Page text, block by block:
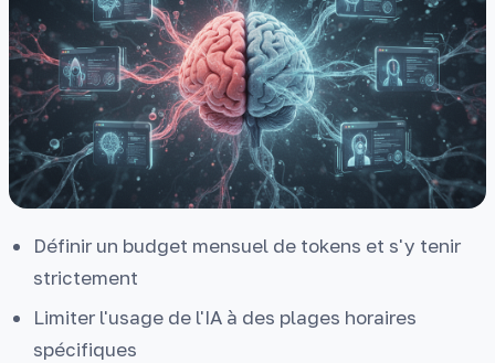
Définir un budget mensuel de tokens et s'y tenir
strictement
Limiter l'usage de l'IA à des plages horaires
spécifiques